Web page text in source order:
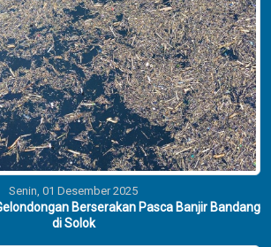
Senin, 01 Desember 2025
Berserakan Pasca Banjir Bandang
di Solok